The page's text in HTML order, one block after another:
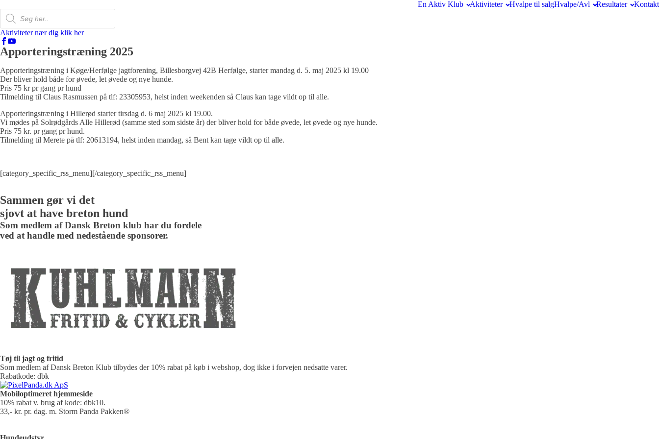
En Aktiv Klub Aktiviteter Hvalpe til salgHvalpe/Avl Resultater
Kontakt
Products
search
Aktiviteter nær dig klik her
Apporteringstræning 2025
Apporteringstræning i Køge/Herfølge jagtforening, Billesborgvej 42B Herfølge, starter mandag d. 5. maj 2025 kl 19.00
Der bliver hold både for øvede, let øvede og nye hunde.
Pris 75 kr pr gang pr hund
Tilmelding til Claus Rasmussen på tlf: 23305953, helst inden weekenden så Claus kan tage vildt op til alle.
Apporteringstræning i Hillerød starter tirsdag d. 6 maj 2025 kl 19.00.
Vi mødes på Solrødgårds Alle Hillerød (samme sted som sidste år) der bliver hold for både øvede, let øvede og nye hunde.
Pris 75 kr. pr gang pr hund.
Tilmelding til Merete på tlf: 20613194, helst inden mandag, så Bent kan tage vildt op til alle.
[category_specific_rss_menu][/category_specific_rss_menu]
Sammen gør vi det
sjovt at have breton hund
Som medlem af Dansk Breton klub har du fordele
ved at handle med nedestående sponsorer.
Tøj til jagt og fritid
Som medlem af Dansk Breton Klub tilbydes der 10% rabat på køb i webshop, dog ikke i forvejen nedsatte varer.
Rabatkode: dbk
Mobiloptimeret hjemmeside
10% rabat v. brug af kode: dbk10.
33,- kr. pr. dag. m. Storm Panda Pakken®